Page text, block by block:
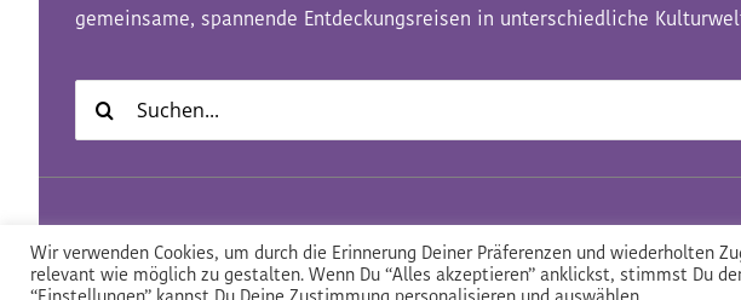
gemeinsame, spannende Entdeckungsreisen in unterschiedliche
Suche
nach:
Datenschutz Impressum AGB
Wir verwenden Cookies, um durch die Erinnerung Deiner Präferenzen und wiederholten
relevant wie möglich zu gestalten. Wenn Du “Alles akzeptieren” anklickst, stimmst Du